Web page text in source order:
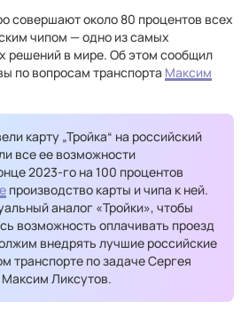
совершают около 80 процентов всех
чипом — одно из самых
решений в мире. Об этом сообщил
по вопросам транспорта Максим
карту „Тройка“ на российский
все ее возможности
2023-го на 100 процентов
производство карты и чипа к ней.
аналог «Тройки», чтобы
возможность ‎оплачивать проезд
внедрять лучшие российские
транспорте по задаче Сергея
Ликсутов.